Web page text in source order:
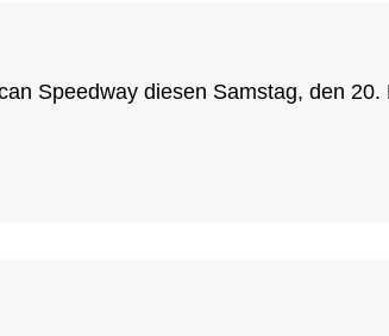
Speedway diesen Samstag, den 20.